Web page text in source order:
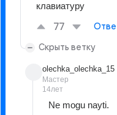
клавиатуру
77
Скрыть ветку
olechka_olechka_15
Мастер
14лет
Ne mogu nayti.